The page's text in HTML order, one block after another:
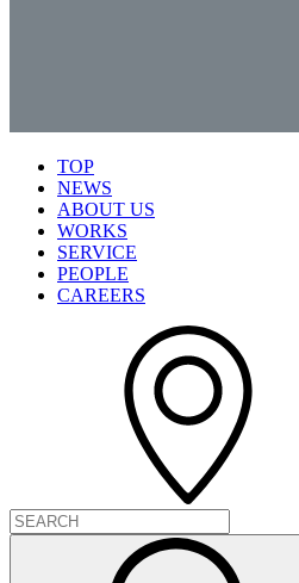
TOP
NEWS
ABOUT US
WORKS
SERVICE
PEOPLE
CAREERS